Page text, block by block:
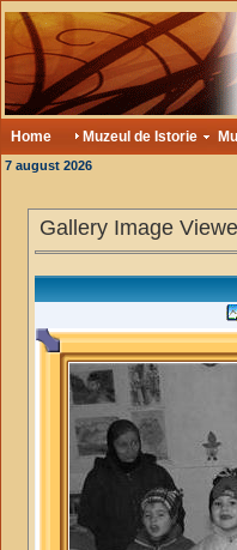
Home Muzeul de Istorie
7 august 2026
Gallery Image